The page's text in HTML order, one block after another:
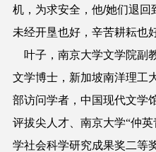
机，为求安全，他/她们退
未经开垦也好，辛苦耕耘也
叶子，南京大学文学院副
文学博士，新加坡南洋理工
部访问学者，中国现代文学
评拔尖人才、南京大学“仲
学社会科学研究成果奖二等